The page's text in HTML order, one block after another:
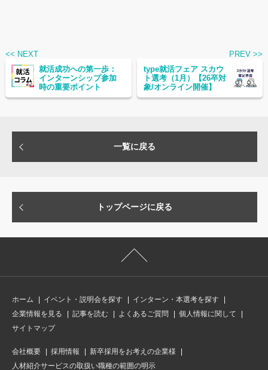
<< NEXT
就活成功への第一歩：
インターンシップ参加
時の重要ポイント
PREV >>
type就活フェア スカウ
ト選考（1月）【26卒対
象/オンライン開催】
一覧に戻る
トップページに戻る
ホーム イベント・説明会を探す
インターン・本選考を探す
企業情報を見る
記事を読む よくあるご質問
個人情報に関して
サイトマップ
会社概要 採用情報
新卒採用をお考えの企業様
人材紹介サービスの取扱い職種の範囲の明示